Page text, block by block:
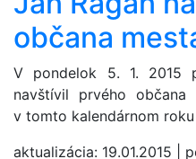
občana
V pondelok 5. 1. 2015
navštívil prvého
v tomto kalendárnom
aktualizácia: 19.01.2015